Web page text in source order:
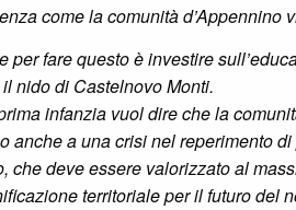
come la comunità
per fare questo è investire
nido di Castelnovo Monti.
infanzia vuol dire che la
anche a una crisi nel reperimento
che deve essere valorizzato al
territoriale per il futuro del